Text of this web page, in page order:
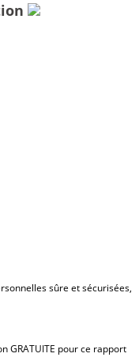
sûre et sécurisées,
GRATUITE pour ce rapport